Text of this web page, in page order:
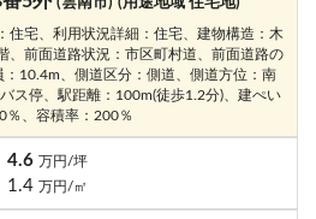
住宅、利用状況詳細：住宅、建物構造：木
、前面道路状況：市区町村道、前面道路の
10.4m、側道区分：側道、側道方位：南
ス停、駅距離：100m(徒歩1.2分)、建ぺい
％、容積率：200％
4.6 万円/坪
1.4 万円/㎡